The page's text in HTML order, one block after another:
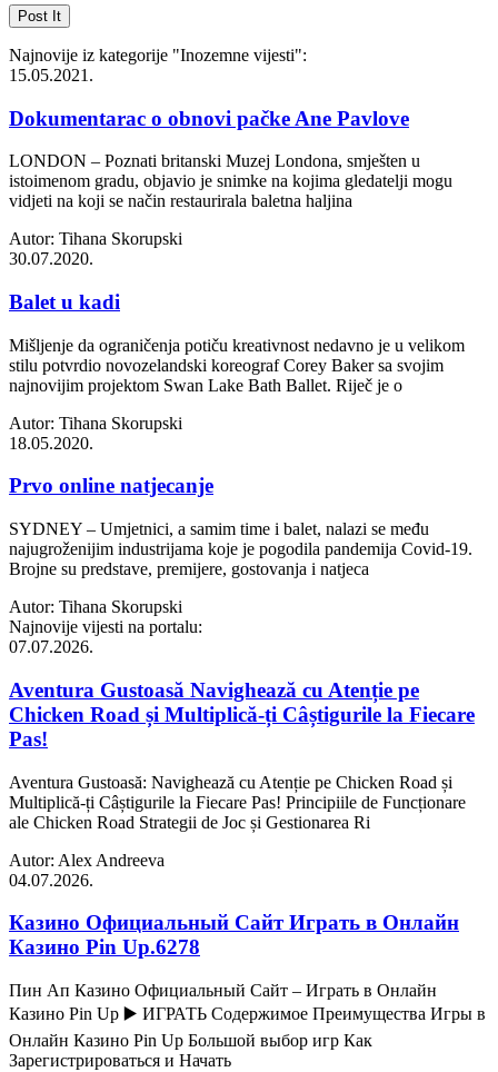
Najnovije iz kategorije "Inozemne vijesti":
15.05.2021.
Dokumentarac o obnovi pačke Ane Pavlove
LONDON – Poznati britanski Muzej Londona, smješten u
istoimenom gradu, objavio je snimke na kojima gledatelji mogu
vidjeti na koji se način restaurirala baletna haljina
Autor: Tihana Skorupski
30.07.2020.
Balet u kadi
Mišljenje da ograničenja potiču kreativnost nedavno je u velikom
stilu potvrdio novozelandski koreograf Corey Baker sa svojim
najnovijim projektom Swan Lake Bath Ballet. Riječ je o
Autor: Tihana Skorupski
18.05.2020.
Prvo online natjecanje
SYDNEY – Umjetnici, a samim time i balet, nalazi se među
najugroženijim industrijama koje je pogodila pandemija Covid-19.
Brojne su predstave, premijere, gostovanja i natjeca
Autor: Tihana Skorupski
Najnovije vijesti na portalu:
07.07.2026.
Aventura Gustoasă Navighează cu Atenție pe
Chicken Road și Multiplică-ți Câștigurile la Fiecare
Pas!
Aventura Gustoasă: Navighează cu Atenție pe Chicken Road și
Multiplică-ți Câștigurile la Fiecare Pas! Principiile de Funcționare
ale Chicken Road Strategii de Joc și Gestionarea Ri
Autor: Alex Andreeva
04.07.2026.
Казино Официальный Сайт Играть в Онлайн
Казино Pin Up.6278
Пин Ап Казино Официальный Сайт – Играть в Онлайн
Казино Pin Up ▶️ ИГРАТЬ Содержимое Преимущества Игры в
Онлайн Казино Pin Up Большой выбор игр Как
Зарегистрироваться и Начать